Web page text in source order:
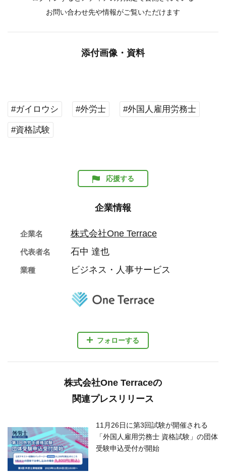
お問い合わせ先や情報がご覧いただけます
添付画像・資料
#ガイロウシ #外労士 #外国人雇用労務士
#資格試験
応援する
企業情報
フォローする
企業名 株式会社One Terrace
代表者名 石中 達也
業種 ビジネス・人事サービス
株式会社One Terraceの
関連プレスリリース
11月26日に第3回試験が開催される
「外国人雇用労務士 資格試験」の団体
受験申込受付が開始